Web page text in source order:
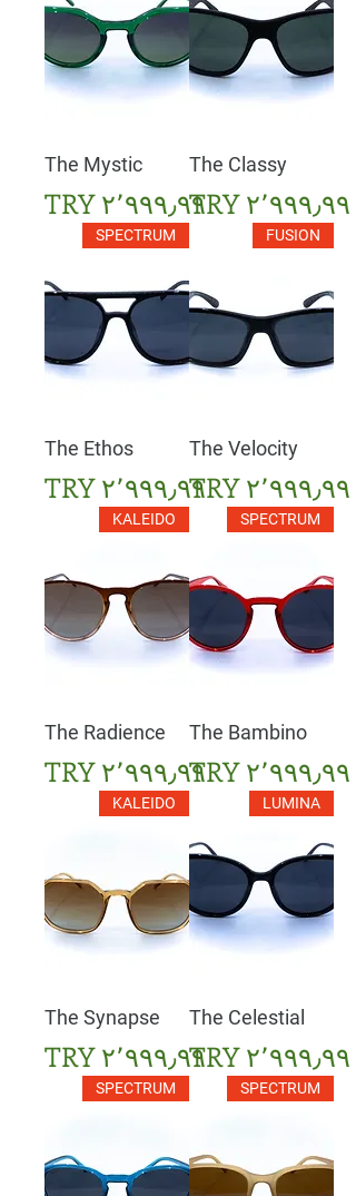
The Classy
السعر
The Mystic
السعر
FUSION
The Velocity
السعر
SPECTRUM
The Ethos
السعر
SPECTRUM
The Bambino
السعر
KALEIDO
The Radience
السعر
LUMINA
The Celestial
السعر
KALEIDO
The Synapse
السعر
SPECTRUM
SPECTRUM